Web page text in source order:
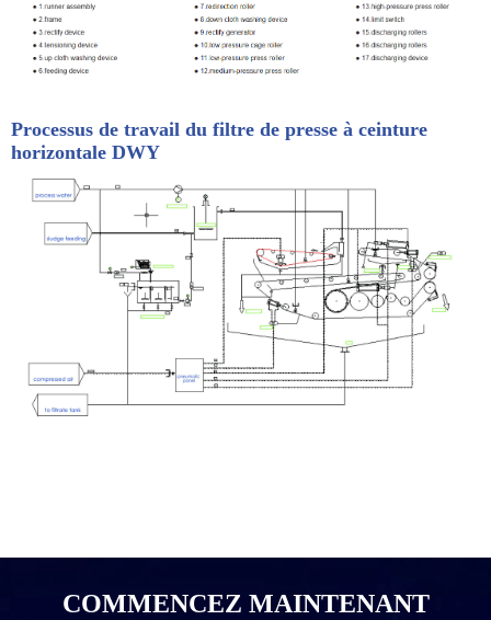
Processus de travail du filtre de presse à ceinture
horizontale DWY
COMMENCEZ MAINTENANT